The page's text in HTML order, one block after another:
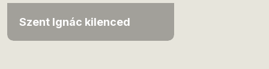
Szent Ignác kilenced